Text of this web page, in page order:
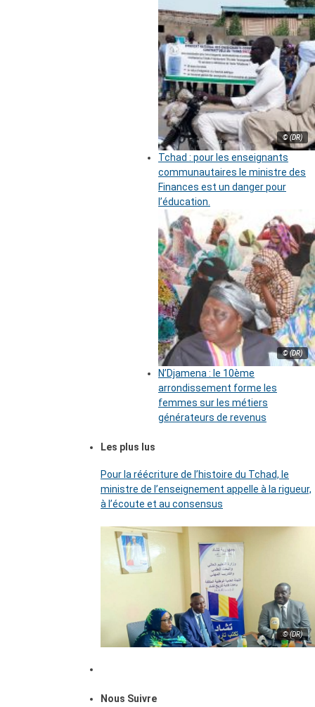
© (DR)
Tchad : pour les enseignants
communautaires le ministre des
Finances est un danger pour
l’éducation.
© (DR)
N’Djamena : le 10ème
arrondissement forme les
femmes sur les métiers
générateurs de revenus
Les plus lus
Pour la réécriture de l’histoire du Tchad, le
ministre de l’enseignement appelle à la rigueur,
à l’écoute et au consensus
© (DR)
Nous Suivre